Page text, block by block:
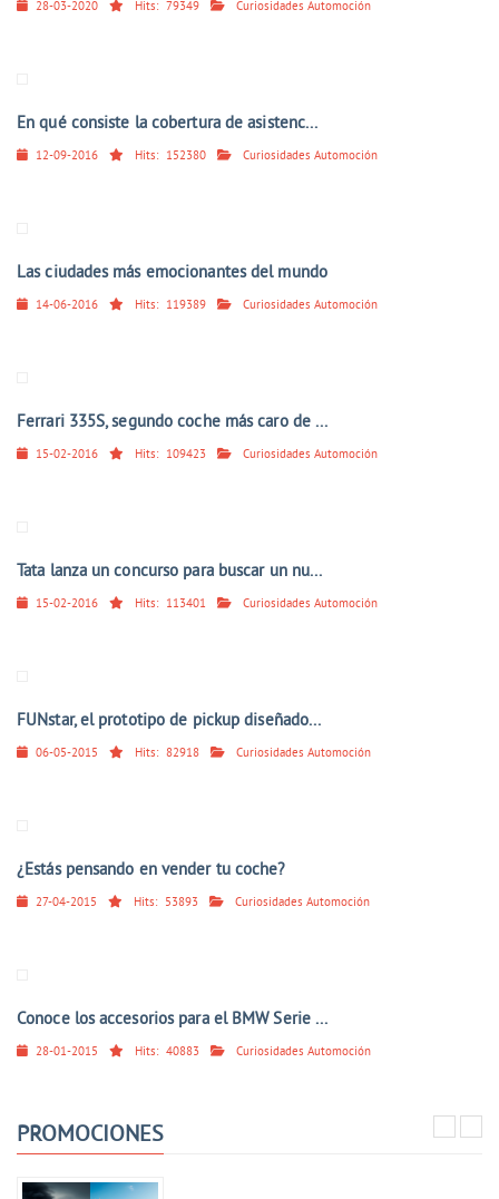
28-03-2020 Hits: 79349 Curiosidades Automoción
En qué consiste la cobertura de asistenc...
12-09-2016 Hits: 152380 Curiosidades Automoción
Las ciudades más emocionantes del mundo
14-06-2016 Hits: 119389 Curiosidades Automoción
Ferrari 335S, segundo coche más caro de ...
15-02-2016 Hits: 109423 Curiosidades Automoción
Tata lanza un concurso para buscar un nu...
15-02-2016 Hits: 113401 Curiosidades Automoción
FUNstar, el prototipo de pickup diseñado...
06-05-2015 Hits: 82918 Curiosidades Automoción
¿Estás pensando en vender tu coche?
27-04-2015 Hits: 53893 Curiosidades Automoción
Conoce los accesorios para el BMW Serie ...
28-01-2015 Hits: 40883 Curiosidades Automoción
PROMOCIONES